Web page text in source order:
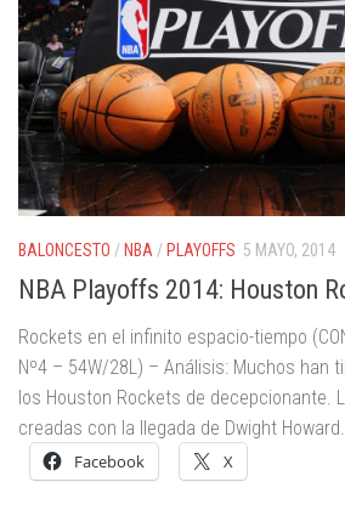
BALONCESTO / NBA / PLAYOFFS 5 MAYO, 2014
NBA Playoffs 2014: Houston
Rockets en el infinito espacio-tiempo
Nº4 – 54W/28L) – Análisis: Muchos han
los Houston Rockets de decepcionante.
creadas con la llegada de Dwight
Facebook X